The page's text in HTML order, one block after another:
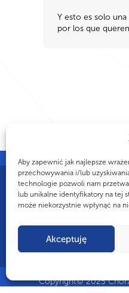
Aby zapewnić jak najlepsze
przechowywania i/lub
technologie pozwoli nam
lub unikalne identyfikatory na tej
może niekorzystnie wpłynąć na
Akceptuję
Y esto es solo
por los que
CZY WIESZ, ŻE...
Harcerski system stopni i
sprawności, stopnie i
państwowe programy
Copyright© 2025